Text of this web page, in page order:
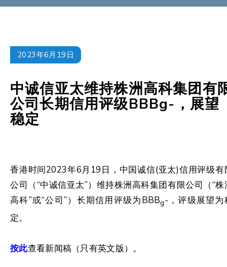
2023年6月19日
中诚信亚太维持株洲高科集团有
公司长期信用评级BBBg-，展望
稳定
香港时间2023年6月19日，中国诚信(亚太)信用评级有
公司（“中诚信亚太”）维持株洲高科集团有限公司（“株
高科”或“公司”）长期信用评级为BBBg-，评级展望为
定。
按此查看新闻稿（只有英文版）。